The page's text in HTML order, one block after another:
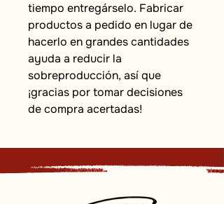
tiempo entregárselo. Fabricar
productos a pedido en lugar de
hacerlo en grandes cantidades
ayuda a reducir la
sobreproducción, así que
¡gracias por tomar decisiones
de compra acertadas!